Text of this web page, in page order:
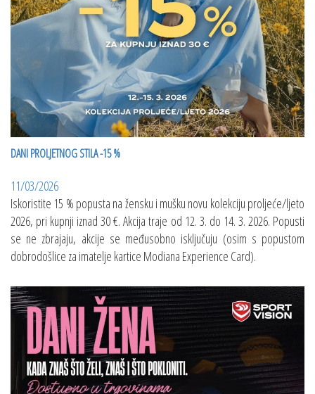
DANI PROLJETNOG STILA -15 %
11/03/2026
Iskoristite 15 % popusta na žensku i mušku novu kolekciju proljeće/ljeto
2026, pri kupnji iznad 30 €. Akcija traje od 12. 3. do 14. 3. 2026. Popusti
se ne zbrajaju, akcije se međusobno isključuju (osim s popustom
dobrodošlice za imatelje kartice Modiana Experience Card).